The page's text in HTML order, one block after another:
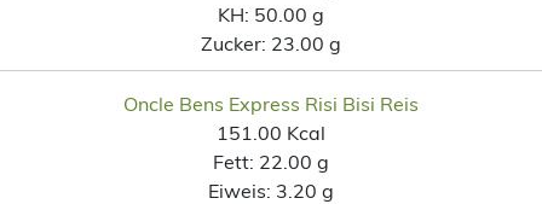
KH: 50.00 g
Zucker: 23.00 g
Oncle Bens Express Risi Bisi Reis
151.00 Kcal
Fett: 22.00 g
Eiweis: 3.20 g